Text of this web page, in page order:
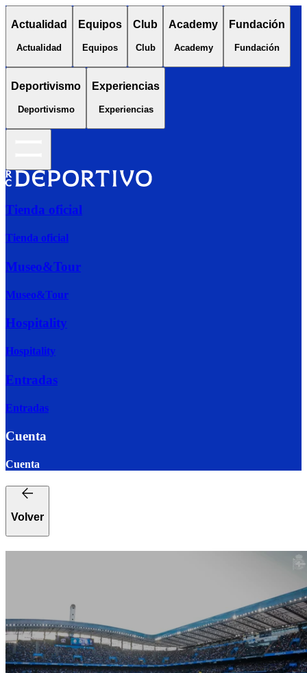
Actualidad
Actualidad
Equipos
Equipos
Club
Club
Academy
Academy
Fundación
Fundación
Deportivismo
Deportivismo
Experiencias
Experiencias
Tienda oficial
Tienda oficial
Museo&Tour
Museo&Tour
Hospitality
Hospitality
Entradas
Entradas
Cuenta
Cuenta
Volver